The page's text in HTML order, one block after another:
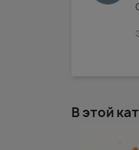
В этой